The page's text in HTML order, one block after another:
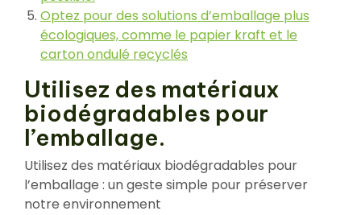
Optez pour des solutions d’emballage plus
écologiques, comme le papier kraft et le
carton ondulé recyclés
Utilisez des matériaux
biodégradables pour
l’emballage.
Utilisez des matériaux biodégradables pour
l’emballage : un geste simple pour préserver
notre environnement